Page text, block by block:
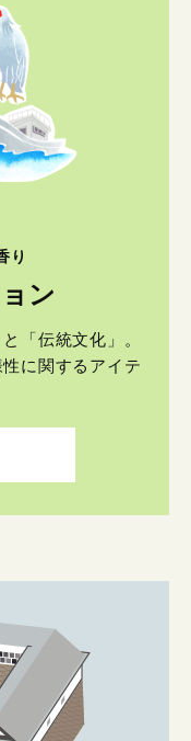
り
ン
「伝統文化」。
に関するアイテ